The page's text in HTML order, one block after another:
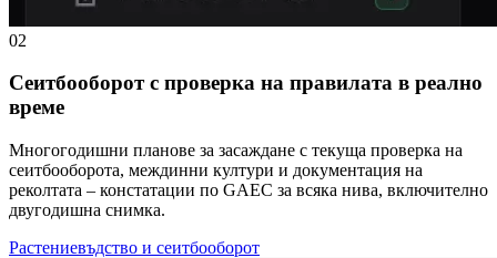
02
Сеитбооборот с проверка на правилата в реално
време
Многогодишни планове за засаждане с текуща проверка на
сеитбооборота, междинни култури и документация на
реколтата – констатации по GAEC за всяка нива, включително
двугодишна снимка.
Растениевъдство и сеитбооборот